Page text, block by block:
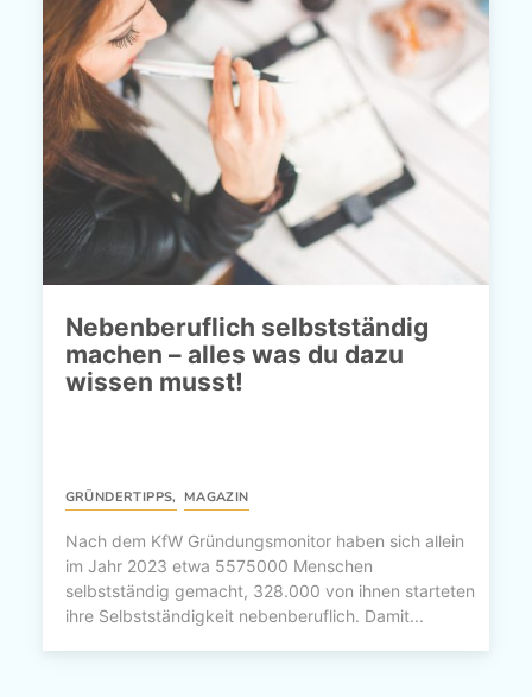
Nebenberuflich selbstständig
machen – alles was du dazu
wissen musst!
GRÜNDERTIPPS, MAGAZIN
Nach dem KfW Gründungsmonitor haben sich allein
im Jahr 2023 etwa 5575000 Menschen
selbstständig gemacht, 328.000 von ihnen starteten
ihre Selbstständigkeit nebenberuflich. Damit...